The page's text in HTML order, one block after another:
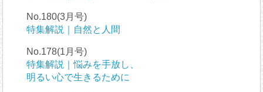
No.180(3月号)
特集解説｜自然と人間
No.178(1月号)
特集解説｜悩みを手放し、
明るい心で生きるために